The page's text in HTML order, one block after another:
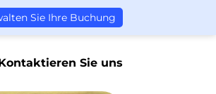
Sie Ihre Buchung
Sie uns